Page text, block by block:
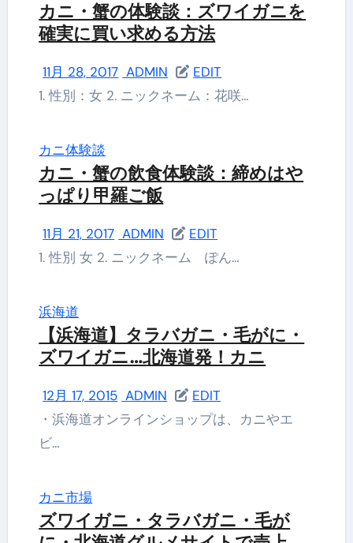
カニ・蟹の体験談：ズワイガニを
確実に買い求める方法
11月 28, 2017 ADMIN
EDIT
1. 性別：女 2. ニックネーム：花咲…
カニ体験談
カニ・蟹の飲食体験談：締めはや
っぱり甲羅ご飯
11月 21, 2017 ADMIN
EDIT
1. 性別 女 2. ニックネーム ぽん…
浜海道
【浜海道】タラバガニ・毛がに・
ズワイガニ…北海道発！カニ
12月 17, 2015 ADMIN
EDIT
・浜海道オンラインショップは、カニやエ
ビ…
カニ市場
ズワイガニ・タラバガニ・毛が